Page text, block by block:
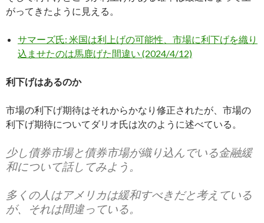
がってきたように見える。
サマーズ氏: 米国は利上げの可能性、市場に利下げを織り
込ませたのは馬鹿げた間違い (2024/4/12)
利下げはあるのか
市場の利下げ期待はそれからかなり修正されたが、市場の
利下げ期待についてダリオ氏は次のように述べている。
少し債券市場と債券市場が織り込んでいる金融緩
和について話してみよう。
多くの人はアメリカは緩和すべきだと考えている
が、それは間違っている。